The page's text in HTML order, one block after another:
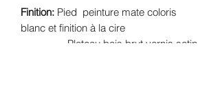
Finition: Pied peinture mate coloris
blanc et finition à la cire
Plateau bois brut vernis satin